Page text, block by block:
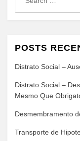
POSTS
Distrato Social –
Distrato Social –
Mesmo Que
Desmembramento
Transporte de